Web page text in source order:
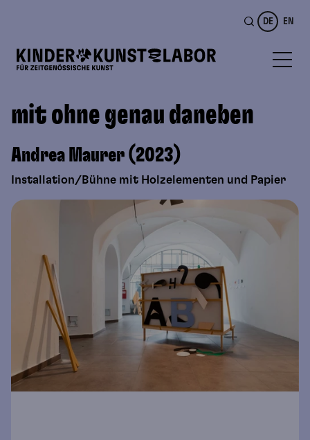
DE EN
mit ohne genau daneben
Andrea Maurer (2023)
Installation/Bühne mit Holzelementen und Papier